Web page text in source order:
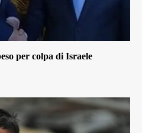
per colpa di Israele